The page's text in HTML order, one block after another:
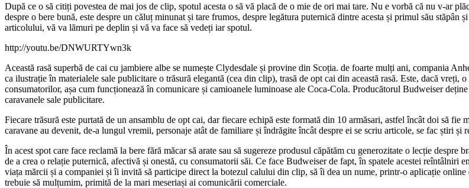
După ce o să citiți povestea de mai jos de clip, spotul acesta o să vă placă de o mie de ori mai tare. Nu e vorbă că nu v-ar
despre o bere bună, este despre un căluț minunat și tare frumos, despre legătura puternică dintre acesta și primul său
articolului, vă va lămuri pe deplin și vă va face să vedeți iar spotul.
http://youtu.be/DNWURTYwn3k
Această rasă superbă de cai cu jambiere albe se numește Clydesdale și provine din Scoția. de foarte mulți ani, compania
ca ilustrație în materialele sale publicitare o trăsură elegantă (cea din clip), trasă de opt cai din această rasă. Este, dacă
consumatorilor, așa cum funcționează în comunicare și camioanele luminoase ale Coca-Cola. Producătorul Budweiser
caravanele sale publicitare.
Fiecare trăsură este purtată de un ansamblu de opt cai, dar fiecare echipă este formată din 10 armăsari, astfel încât doi să
caravane au devenit, de-a lungul vremii, personaje atât de familiare și îndrăgite încât despre ei se scriu articole, se fac știri și
În acest spot care face reclamă la bere fără măcar să arate sau să sugereze produsul căpătăm cu generozitate o lecție
de a crea o relație puternică, afectivă și onestă, cu consumatorii săi. Ce face Budweiser de fapt, în spatele acestei
viața mărcii și a companiei și îi invită să participe direct la botezul calului din clip, să îi dea un nume, printr-o aplicație online
trebuie să mulțumim, primită de la mari meseriași ai comunicării comerciale.